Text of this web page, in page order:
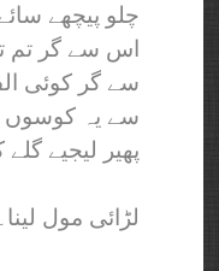
چلو پیچھے
اس سے گر تم
سے گر کوئی
سے یہ کوسوں
پھیر لیجیے
لڑائی مول